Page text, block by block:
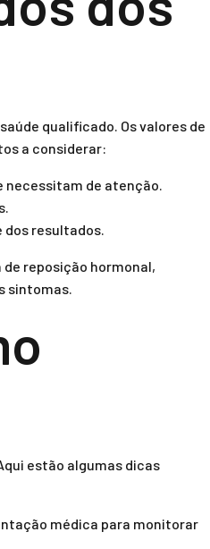
qualificado. Os valores de
a considerar:
necessitam de atenção.
dos resultados.
reposição hormonal,
sintomas.
estão algumas dicas
médica para monitorar